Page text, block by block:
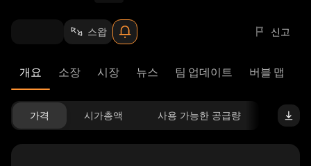
스왑 신고
개요 소장 시장 뉴스 팀 업데이트 버블 맵
가격 시가총액 사용 가능한 공급량